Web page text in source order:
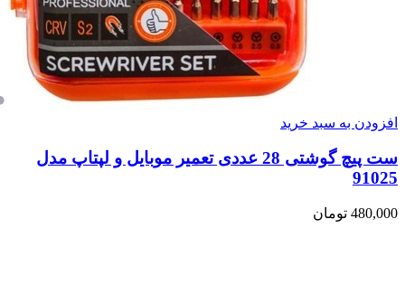
افزودن به سبد خرید
ست پیچ گوشتی 28 عددی تعمیر موبایل و لپتاپ مدل
91025
480,000 تومان